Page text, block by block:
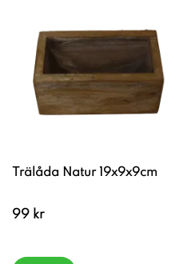
Trälåda Natur 19x9x9cm
99 kr